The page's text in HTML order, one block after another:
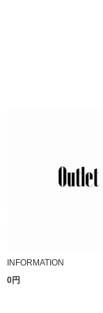
INFORMATION
0円